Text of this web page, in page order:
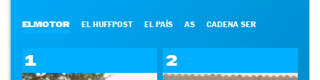
ELMOTOR EL HUFFPOST EL PAÍS AS CADENA SER
1 2